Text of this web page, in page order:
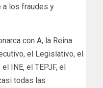
a los fraudes y
con A, la Reina
el Legislativo, el
el INE, el TEPJF, el
todas las